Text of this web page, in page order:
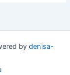
by denisa-